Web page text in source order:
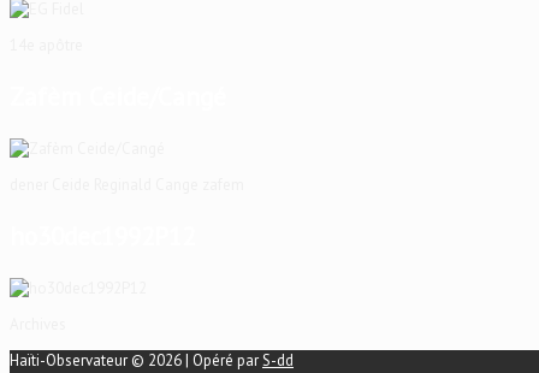
Haïti-Observateur © 2026 | Opéré parS-dd